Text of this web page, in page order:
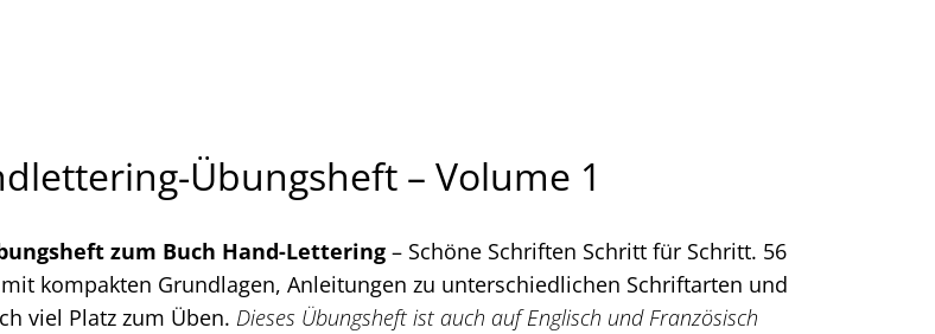
Übungsheft – Volume 1
zum Buch Hand-Lettering– Schöne Schriften Schritt für Schritt. 56
kompakten Grundlagen, Anleitungen zu unterschiedlichen Schriftarten und
viel Platz zum Üben. Dieses Übungsheft ist auch auf Englisch und Französisch